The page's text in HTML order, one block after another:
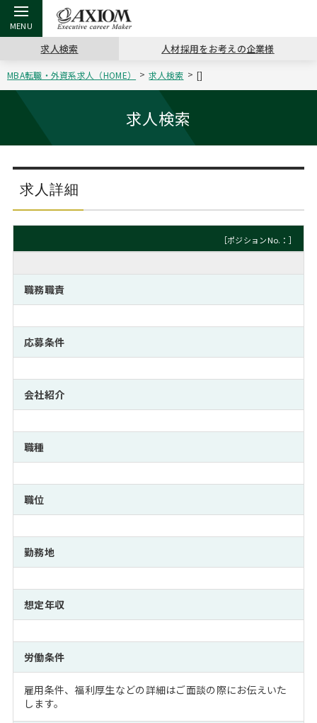
戻る
アクシアムの特長
コンサ
サービス案内 キャリ
コンサルタントの紹介
戻る
キャリア支援 TOP
キャリアデザイン講座
（最新求人市場動向）
MBAの
おわり
ステージ別アドバイス
MBA留学生数の推移
日本か
インターン受入企業一覧
MBAを生かす求人特集
年齢と年収の相関図
戻る
転職ツール TOP
英文レジュメの書き方 パワー
職務経歴書の書き方
よくある面接Q&A集
外資系／面接攻略のコツ
戻る
転職コラム TOP
“展”職相談室
転職市場の明日をよめ
転職成功への4つの鍵
キャリアに効く一冊
注目企業インタビュー
戻る
イベント・セミナー TOP
ジョブフェア
キャリアデザインセミナー
キャリアフォーラム
プロ経営者の特別セミナー
Career Talk Live
MBA NETWORKING
戻る
会社概要 TOP
沿革
主なクライアント
採用情報
パブリシティ
ニュースリリース
求人検索 人材採用をお考えの企業様
MBA転職・外資系求人（HOME） 求人検索 []
求人検索
求人詳細
［ポジションNo.：］
職務職責
応募条件
会社紹介
職種
職位
勤務地
想定年収
労働条件
雇用条件、福利厚生などの詳細はご面談の際にお伝えいた
します。